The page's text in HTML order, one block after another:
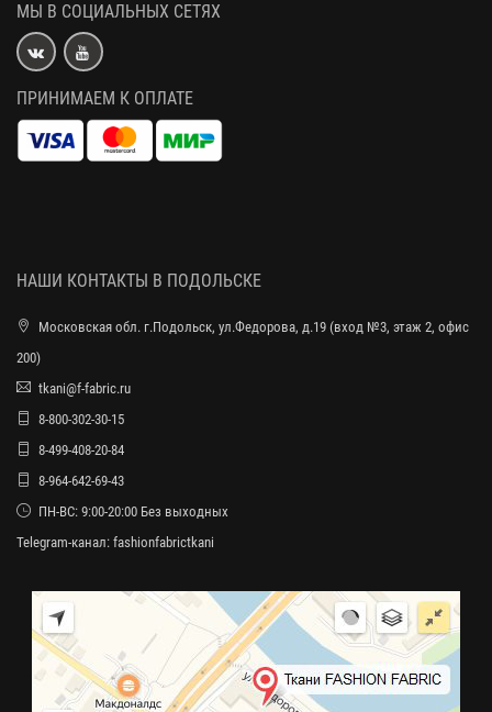
МЫ В СОЦИАЛЬНЫХ СЕТЯХ
ПРИНИМАЕМ К ОПЛАТЕ
НАШИ КОНТАКТЫ В ПОДОЛЬСКЕ
Московская обл. г.Подольск, ул.Федорова, д.19 (вход №3, этаж 2, офис
200)
tkani@f-fabric.ru
8-800-302-30-15
8-499-408-20-84
8-964-642-69-43
ПН-ВС: 9:00-20:00 Без выходных
Telegram-канал: fashionfabrictkani